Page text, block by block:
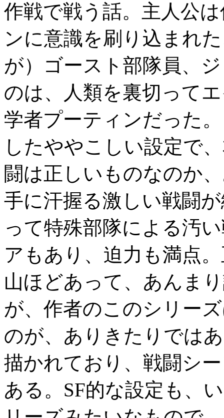
作戦で戦う話。主人公
ンに意識を刷り込まれ
が）ゴースト部隊員、
のは、人類を裏切って
学者プーティンだった
したややこしい設定で
闘は正しいものなのか
手に汗握る激しい戦闘
って特殊部隊による汚
アもあり、迫力も満点
山ほどあって、あんま
が、作者のこのシリー
のが、ありきたりでは
描かれており、戦闘シ
ある。SF的な設定も、